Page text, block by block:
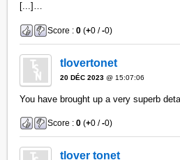
[...]…
Score :0 (+0 /-0)
tlovertonet
20 DÉC 2023 @ 15:07:06
You have brought up a very superb
Score :0 (+0 /-0)
tlover tonet